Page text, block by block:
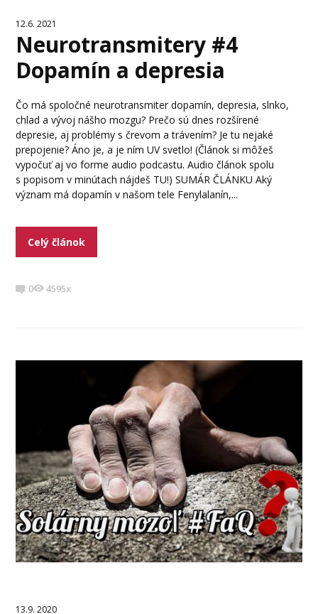
12.6. 2021
Neurotransmitery #4
Dopamín a depresia
Čo má spoločné neurotransmiter dopamín, depresia, slnko,
chlad a vývoj nášho mozgu? Prečo sú dnes rozšírené
depresie, aj problémy s črevom a trávením? Je tu nejaké
prepojenie? Áno je, a je ním UV svetlo! (Článok si môžeš
vypočuť aj vo forme audio podcastu. Audio článok spolu
s popisom v minútach nájdeš TU!) SUMÁR ČLÁNKU Aký
význam má dopamín v našom tele Fenylalanín,...
Celý článok
0 4595x
13.9. 2020